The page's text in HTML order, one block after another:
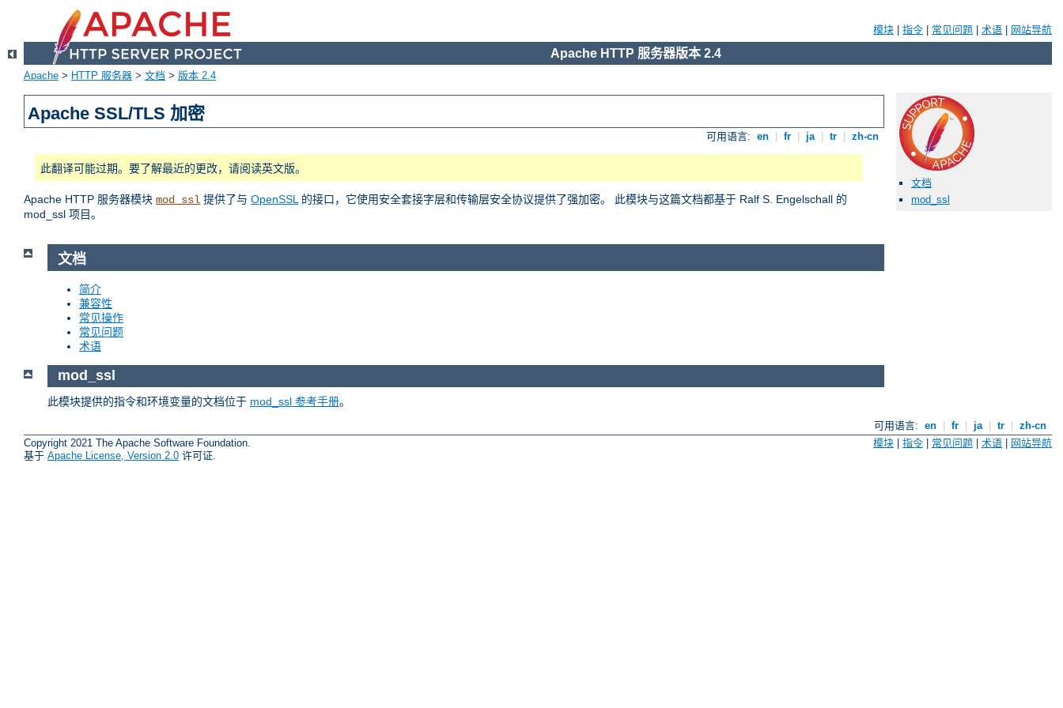
模块 指令 常见问题 术语 网站导航
Apache HTTP 服务器版本 2.4
Apache > HTTP 服务器 > 文档 > 版本 2.4
Apache SSL/TLS 加密
可用语言: en fr ja tr zh-cn
此翻译可能过期。要了解最近的更改，请阅读英文版。
Apache HTTP 服务器模块 mod_ssl 提供了与 OpenSSL的接口，它使用安全套接字层和传输层安全协议提供了强加密。 此模块与这篇文档都基于 Ralf S. Engelschall 的
mod_ssl 项目。
文档
mod_ssl
文档
简介
兼容性
常见操作
常见问题
术语
mod_ssl
此模块提供的指令和环境变量的文档位于 mod_ssl 参考手册。
可用语言: en fr ja tr
zh-cn
Copyright 2021 The Apache Software Foundation.
基于 Apache License, Version 2.0 许可证.
模块 指令 常见问题 术语 网站导航